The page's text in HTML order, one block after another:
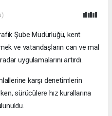
Şube Müdürlüğü, kent
ve vatandaşların can ve mal
uygulamalarını artırdı.
karşı denetimlerin
sürücülere hız kurallarına